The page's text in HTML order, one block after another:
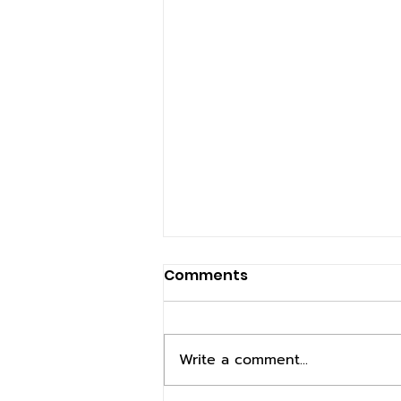
Comments
Write a comment...